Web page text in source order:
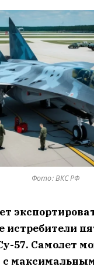
Фото: ВКС РФ
истребители
57. Самолет
с